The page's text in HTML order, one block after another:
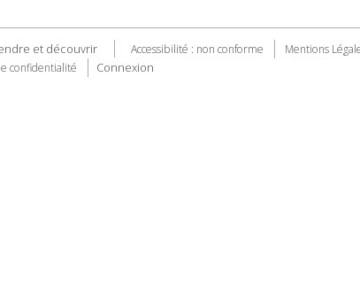
et découvrir Accessibilité : non conforme
Mentions
confidentialité
Connexion